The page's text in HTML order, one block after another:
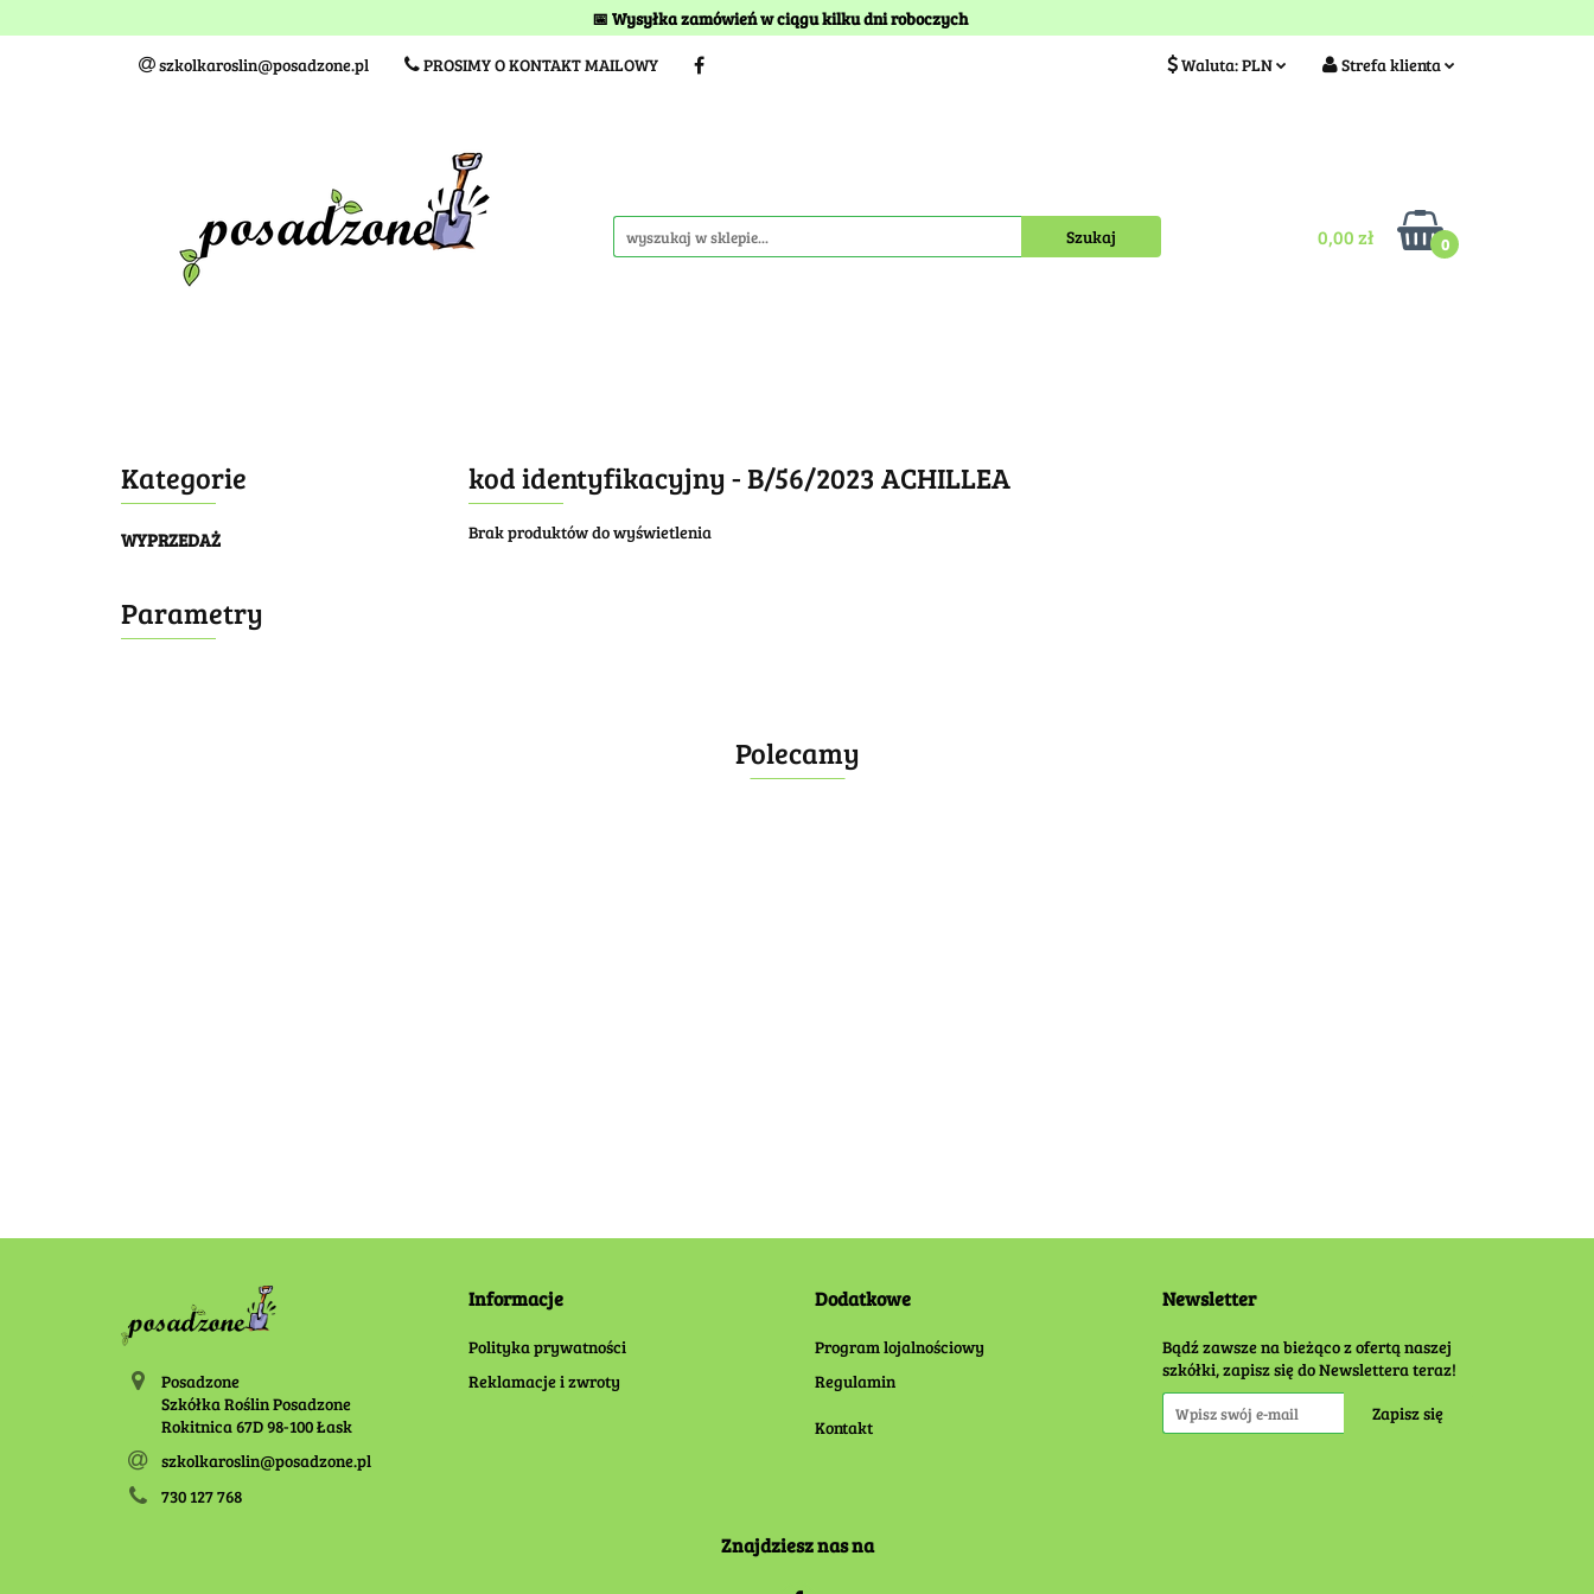
📅 Wysyłka zamówień w ciągu kilku dni roboczych
szkolkaroslin@posadzone.pl PROSIMY O KONTAKT MAILOWY Waluta:PLN Strefa klienta
0,00 zł 0
Wielkość sadzonki TERMINY I KOSZTY DOSTAWY BEZ TORFU Kwitnienia Idea szkółki
Kategorie
WYPRZEDAŻ
Parametry
kod identyfikacyjny - B/56/2023 ACHILLEA
Brak produktów do wyświetlenia
Polecamy
Posadzone
Szkółka Roślin Posadzone
Rokitnica 67D 98-100 Łask
szkolkaroslin@posadzone.pl
730 127 768
Informacje
Polityka prywatności
Reklamacje i zwroty
Dodatkowe
Program lojalnościowy
Regulamin
Kontakt
Newsletter
Bądź zawsze na bieżąco z ofertą naszej
szkółki, zapisz się do Newslettera teraz!
Znajdziesz nas na